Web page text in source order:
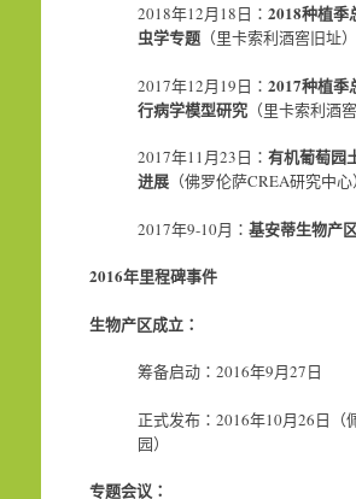
2018年12月18日： 2018种植季
虫学专题（里卡索利酒窖旧址）
2017年12月19日： 2017种植季
行病学模型研究（里卡索利酒窖
2017年11月23日： 有机葡萄园
进展（佛罗伦萨CREA研究中心）
2017年9-10月： 基安蒂生物产
2016年里程碑事件
生物产区成立：
筹备启动：2016年9月27日
正式发布：2016年10月26日（
园）
专题会议：